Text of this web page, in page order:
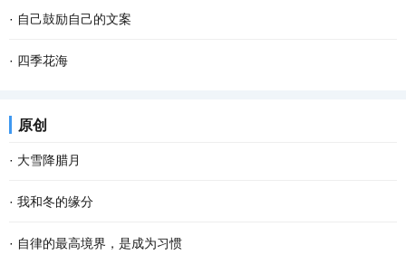
· 自己鼓励自己的文案
· 四季花海
原创
· 大雪降腊月
· 我和冬的缘分
· 自律的最高境界，是成为习惯